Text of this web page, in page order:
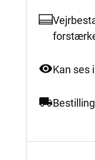
Kan ses